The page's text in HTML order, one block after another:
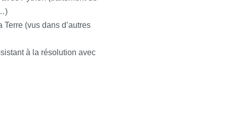
(vus dans d’autres
à la résolution avec